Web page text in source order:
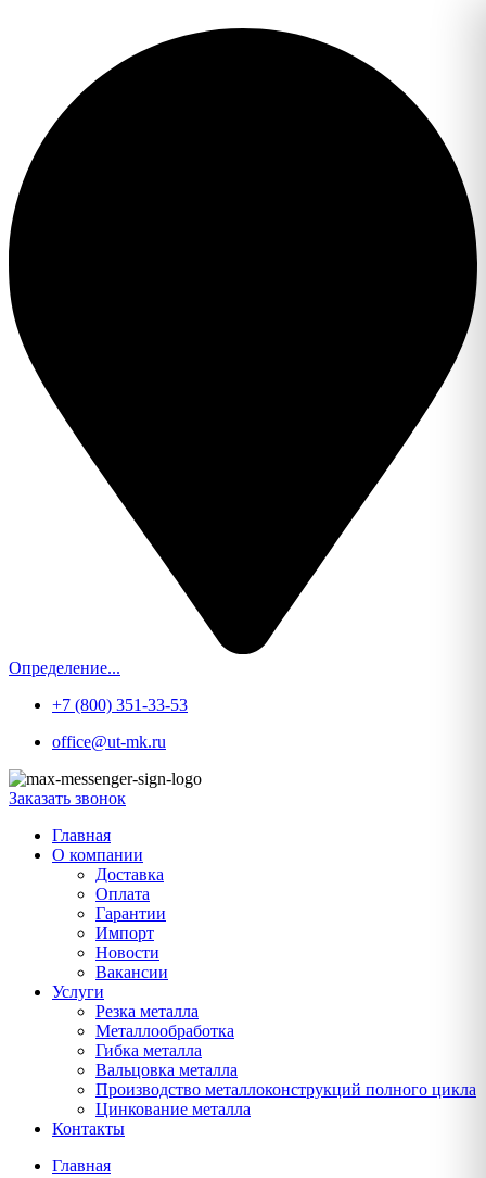
Определение...
+7 (800) 351-33-53
office@ut-mk.ru
Заказать звонок
Главная
О компании
Доставка
Оплата
Гарантии
Импорт
Новости
Вакансии
Услуги
Резка металла
Металлообработка
Гибка металла
Вальцовка металла
Производство металлоконструкций полного цикла
Цинкование металла
Контакты
Главная